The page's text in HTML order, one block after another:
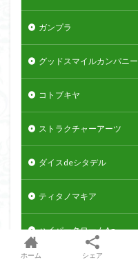
ガンプラ
グッドスマイルカンパニー
コトブキヤ
ストラクチャーアーツ
ダイスdeシタデル
ティタノマキア
ハイパークロームAg
ホーム シェア